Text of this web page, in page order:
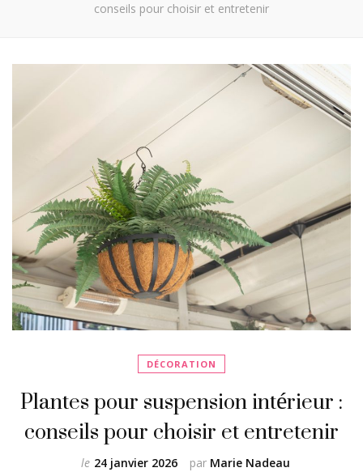
conseils pour choisir et entretenir
DÉCORATION
Plantes pour suspension intérieur :
conseils pour choisir et entretenir
par Marie Nadeau
le 24 janvier 2026